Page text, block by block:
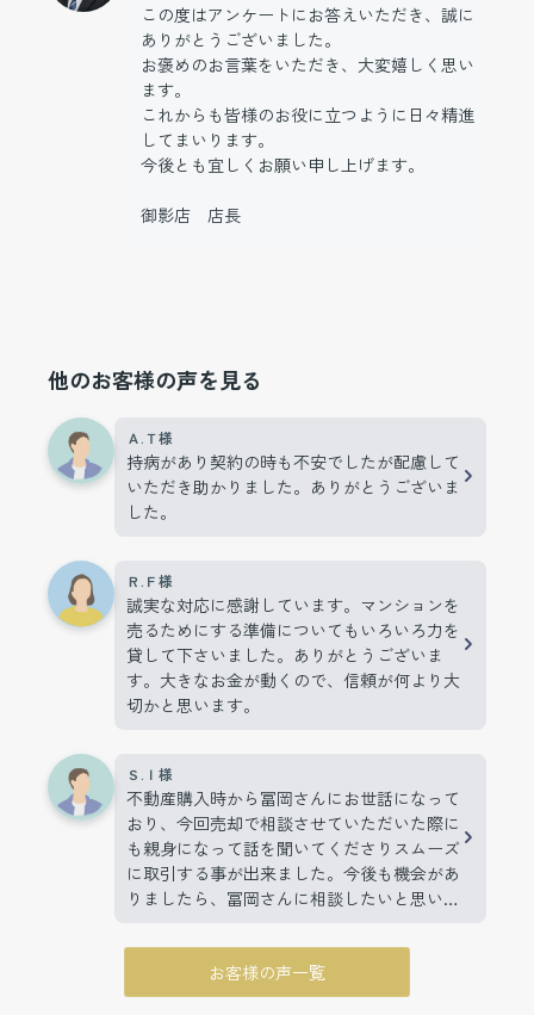
この度はアンケートにお答えいただき、誠に
ありがとうございました。
お褒めのお言葉をいただき、大変嬉しく思い
ます。
これからも皆様のお役に立つように日々精進
してまいります。
今後とも宜しくお願い申し上げます。
御影店 店長
他のお客様の声を見る
Ａ.Ｔ様
持病があり契約の時も不安でしたが配慮して
いただき助かりました。ありがとうございま
した。
Ｒ.Ｆ様
誠実な対応に感謝しています。マンションを
売るためにする準備についてもいろいろ力を
貸して下さいました。ありがとうございま
す。大きなお金が動くので、信頼が何より大
切かと思います。
Ｓ.Ｉ様
不動産購入時から冨岡さんにお世話になって
おり、今回売却で相談させていただいた際に
も親身になって話を聞いてくださりスムーズ
に取引する事が出来ました。今後も機会があ
りましたら、冨岡さんに相談したいと思いま
お客様の声一覧